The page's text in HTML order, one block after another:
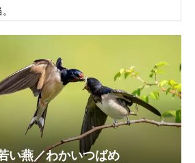
い燕／わかいつばめ